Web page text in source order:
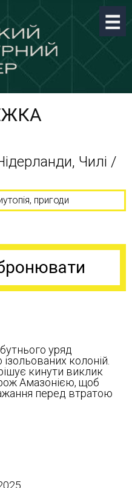
Чилі /
пригоди
уряд
колоній.
кинути виклик
Амазонією, щоб
перед втратою